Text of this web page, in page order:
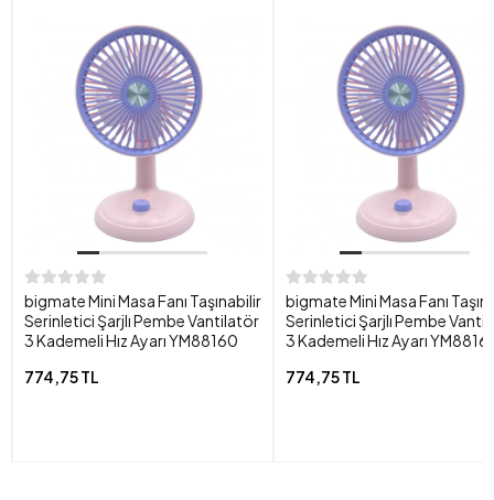
bigmate Mini Masa Fanı Taşınabilir
Serinletici Şarjlı Pembe Vantilatör
3 Kademeli Hız Ayarı YM88160
774,75 TL
bigmate Mini Masa Fanı
Serinletici Şarjlı Pembe
3 Kademeli Hız Ayarı
774,75 TL